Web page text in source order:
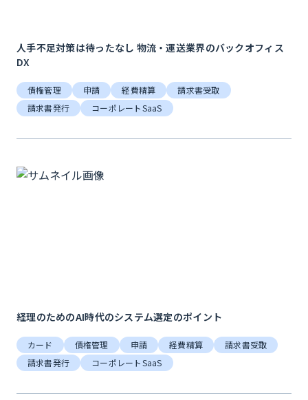
人手不足対策は待ったなし 物流・運送業界のバックオフィス
DX
債権管理 申請 経費精算
請求書受取
請求書発行
コーポレートSaaS
経理のためのAI時代のシステム選定のポイント
カード 債権管理 申請 経費精算
請求書受取
請求書発行
コーポレートSaaS